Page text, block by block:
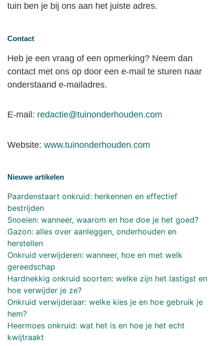
tuin ben je bij ons aan het juiste adres.
Contact
Heb je een vraag of een opmerking? Neem dan
contact met ons op door een e-mail te sturen naar
onderstaand e-mailadres.
E-mail: redactie@tuinonderhouden.com
Website: www.tuinonderhouden.com
Nieuwe artikelen
Paardenstaart onkruid: herkennen en effectief
bestrijden
Snoeien: wanneer, waarom en hoe doe je het goed?
Gazon: alles over aanleggen, onderhouden en
herstellen
Onkruid verwijderen: wanneer, hoe en met welk
gereedschap
Hardnekkig onkruid soorten: welke zijn het lastigst en
hoe verwijder je ze?
Onkruid verwijderaar: welke kies je en hoe gebruik je
hem?
Heermoes onkruid: wat het is en hoe je het echt
kwijtraakt